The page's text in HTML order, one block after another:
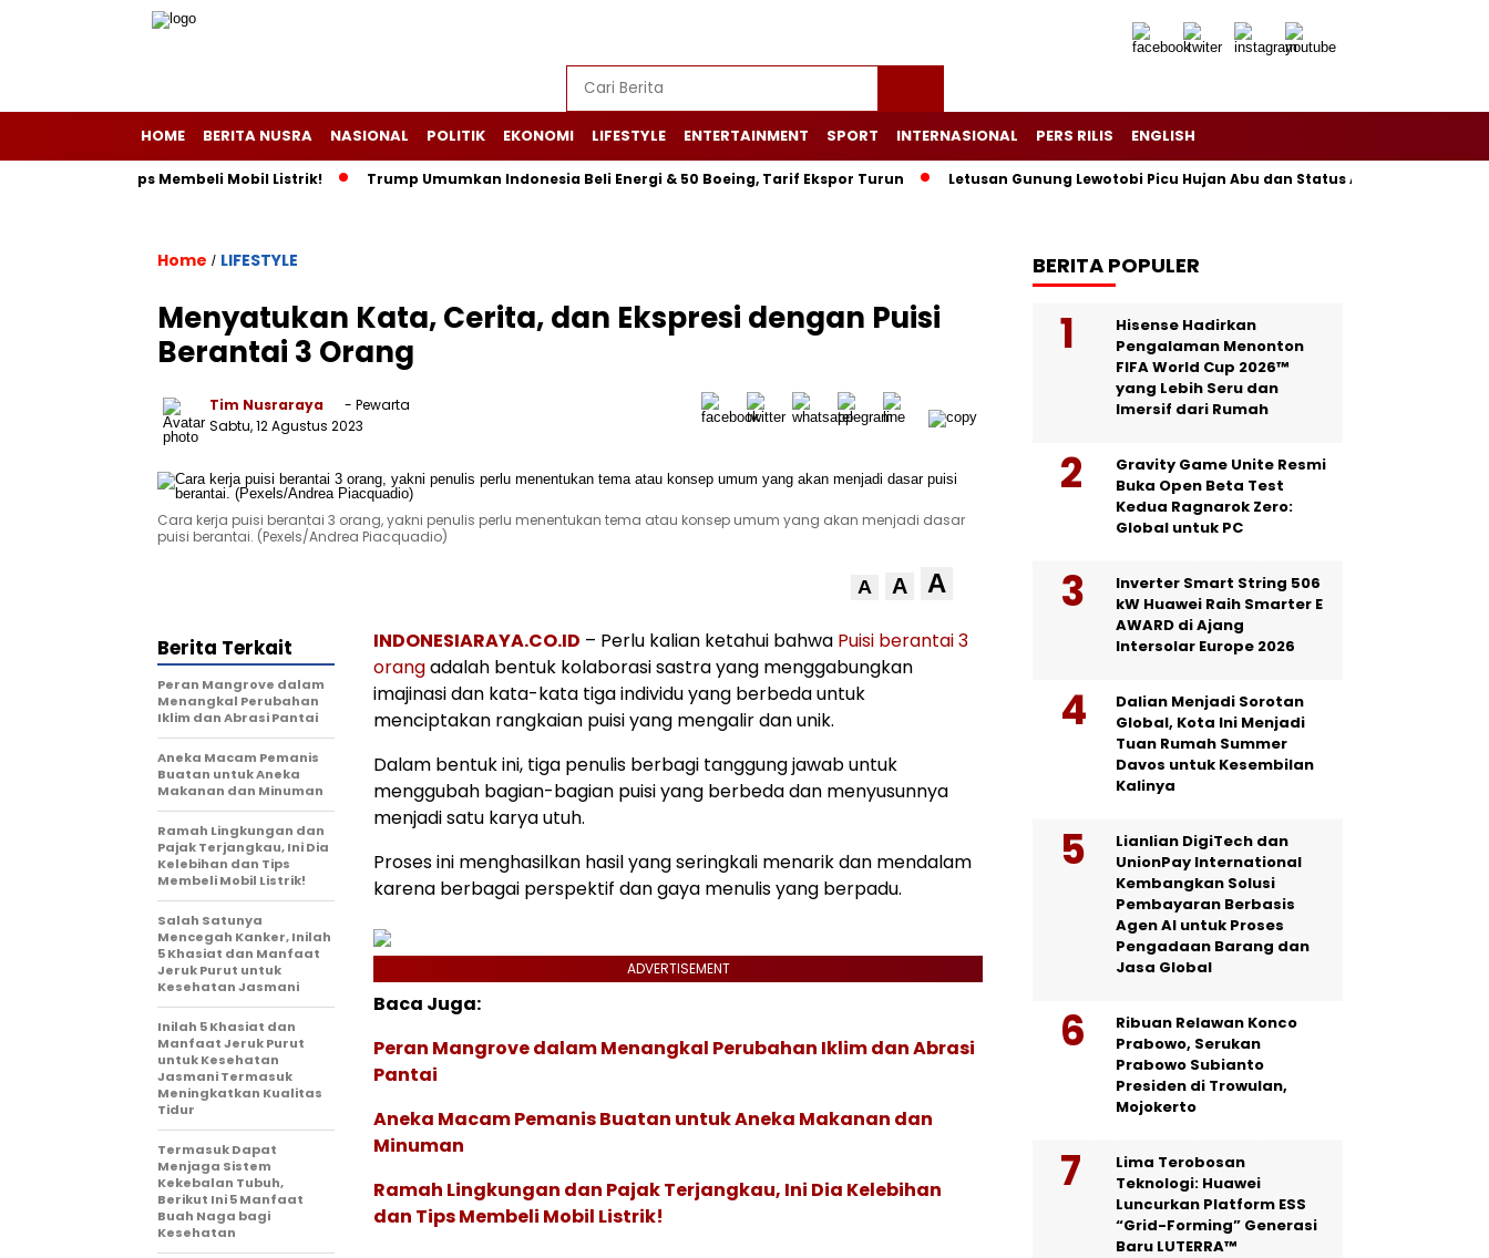
HOME BERITA NUSRA NASIONAL POLITIK EKONOMI LIFESTYLE ENTERTAINMENT SPORT INTERNASIONAL PERS RILIS ENGLISH
dan Tips Membeli Mobil Listrik! Trump Umumkan Indonesia Beli Energi & 50 Boeing, Tarif Ekspor Turun Letusan Gunung Lewotobi Picu Hujan Abu dan Status Awas di Flores
Home / LIFESTYLE
Menyatukan Kata, Cerita, dan Ekspresi dengan Puisi
Berantai 3 Orang
Tim Nusraraya
- Pewarta
Sabtu, 12 Agustus 2023
Cara kerja puisi berantai 3 orang, yakni penulis perlu menentukan tema atau konsep umum yang akan menjadi dasar
puisi berantai. (Pexels/Andrea Piacquadio)
A A A
INDONESIARAYA.CO.ID – Perlu kalian ketahui bahwa Puisi berantai 3
orangadalah bentuk kolaborasi sastra yang menggabungkan
imajinasi dan kata-kata tiga individu yang berbeda untuk
menciptakan rangkaian puisi yang mengalir dan unik.
Dalam bentuk ini, tiga penulis berbagi tanggung jawab untuk
menggubah bagian-bagian puisi yang berbeda dan menyusunnya
menjadi satu karya utuh.
Proses ini menghasilkan hasil yang seringkali menarik dan mendalam
karena berbagai perspektif dan gaya menulis yang berpadu.
ADVERTISEMENT
Baca Juga:
Peran Mangrove dalam Menangkal Perubahan Iklim dan Abrasi
Pantai
Aneka Macam Pemanis Buatan untuk Aneka Makanan dan
Minuman
Ramah Lingkungan dan Pajak Terjangkau, Ini Dia Kelebihan
dan Tips Membeli Mobil Listrik!
Berita Terkait
Peran Mangrove dalam
Menangkal Perubahan
Iklim dan Abrasi Pantai
Aneka Macam Pemanis
Buatan untuk Aneka
Makanan dan Minuman
Ramah Lingkungan dan
Pajak Terjangkau, Ini Dia
Kelebihan dan Tips
Membeli Mobil Listrik!
Salah Satunya
Mencegah Kanker, Inilah
5 Khasiat dan Manfaat
Jeruk Purut untuk
Kesehatan Jasmani
Inilah 5 Khasiat dan
Manfaat Jeruk Purut
untuk Kesehatan
Jasmani Termasuk
Meningkatkan Kualitas
Tidur
Termasuk Dapat
Menjaga Sistem
Kekebalan Tubuh,
Berikut Ini 5 Manfaat
Buah Naga bagi
Kesehatan
BERITA POPULER
Hisense Hadirkan
Pengalaman Menonton
FIFA World Cup 2026™
yang Lebih Seru dan
Imersif dari Rumah
Gravity Game Unite Resmi
Buka Open Beta Test
Kedua Ragnarok Zero:
Global untuk PC
Inverter Smart String 506
kW Huawei Raih Smarter E
AWARD di Ajang
Intersolar Europe 2026
Dalian Menjadi Sorotan
Global, Kota Ini Menjadi
Tuan Rumah Summer
Davos untuk Kesembilan
Kalinya
Lianlian DigiTech dan
UnionPay International
Kembangkan Solusi
Pembayaran Berbasis
Agen AI untuk Proses
Pengadaan Barang dan
Jasa Global
Ribuan Relawan Konco
Prabowo, Serukan
Prabowo Subianto
Presiden di Trowulan,
Mojokerto
Lima Terobosan
Teknologi: Huawei
Luncurkan Platform ESS
“Grid-Forming” Generasi
Baru LUTERRA™